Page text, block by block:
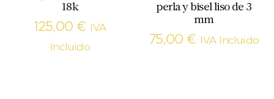
18k
125,00 €
IVA
Incluido
perla y bisel liso de 3
mm
75,00 € IVA Incluido